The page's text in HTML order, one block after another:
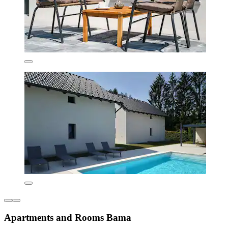
Apartments and Rooms Bama